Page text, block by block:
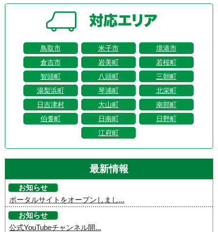
鳥取市 米子市
境港市
倉吉市
岩美町
若桜町
智頭町
八頭町
三朝町
湯梨浜町
琴浦町
北栄町
日吉津村
大山町
南部町
伯耆町
日南町
日野町
江府町
最新情報
お知らせ
ポータルサイトをオープンしまし...
お知らせ
公式YouTubeチャンネル開...